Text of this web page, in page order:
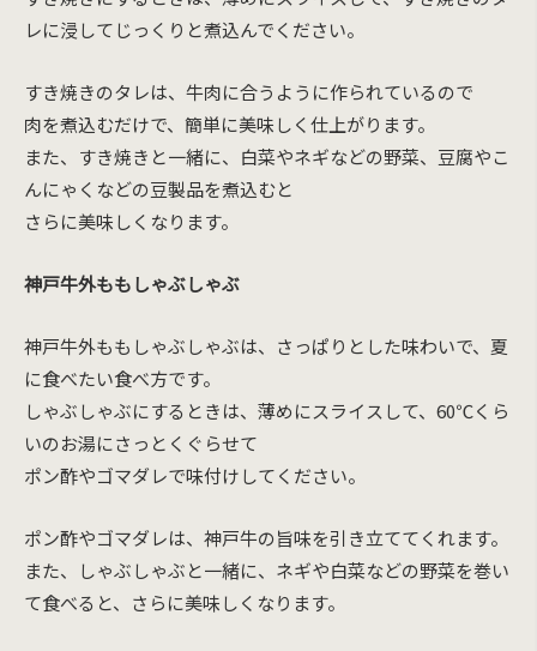
レに浸してじっくりと煮込んでください。
すき焼きのタレは、牛肉に合うように作られているので
肉を煮込むだけで、簡単に美味しく仕上がります。
また、すき焼きと一緒に、白菜やネギなどの野菜、豆腐やこ
んにゃくなどの豆製品を煮込むと
さらに美味しくなります。
神戸牛外ももしゃぶしゃぶ
神戸牛外ももしゃぶしゃぶは、さっぱりとした味わいで、夏
に食べたい食べ方です。
しゃぶしゃぶにするときは、薄めにスライスして、60℃くら
いのお湯にさっとくぐらせて
ポン酢やゴマダレで味付けしてください。
ポン酢やゴマダレは、神戸牛の旨味を引き立ててくれます。
また、しゃぶしゃぶと一緒に、ネギや白菜などの野菜を巻い
て食べると、さらに美味しくなります。